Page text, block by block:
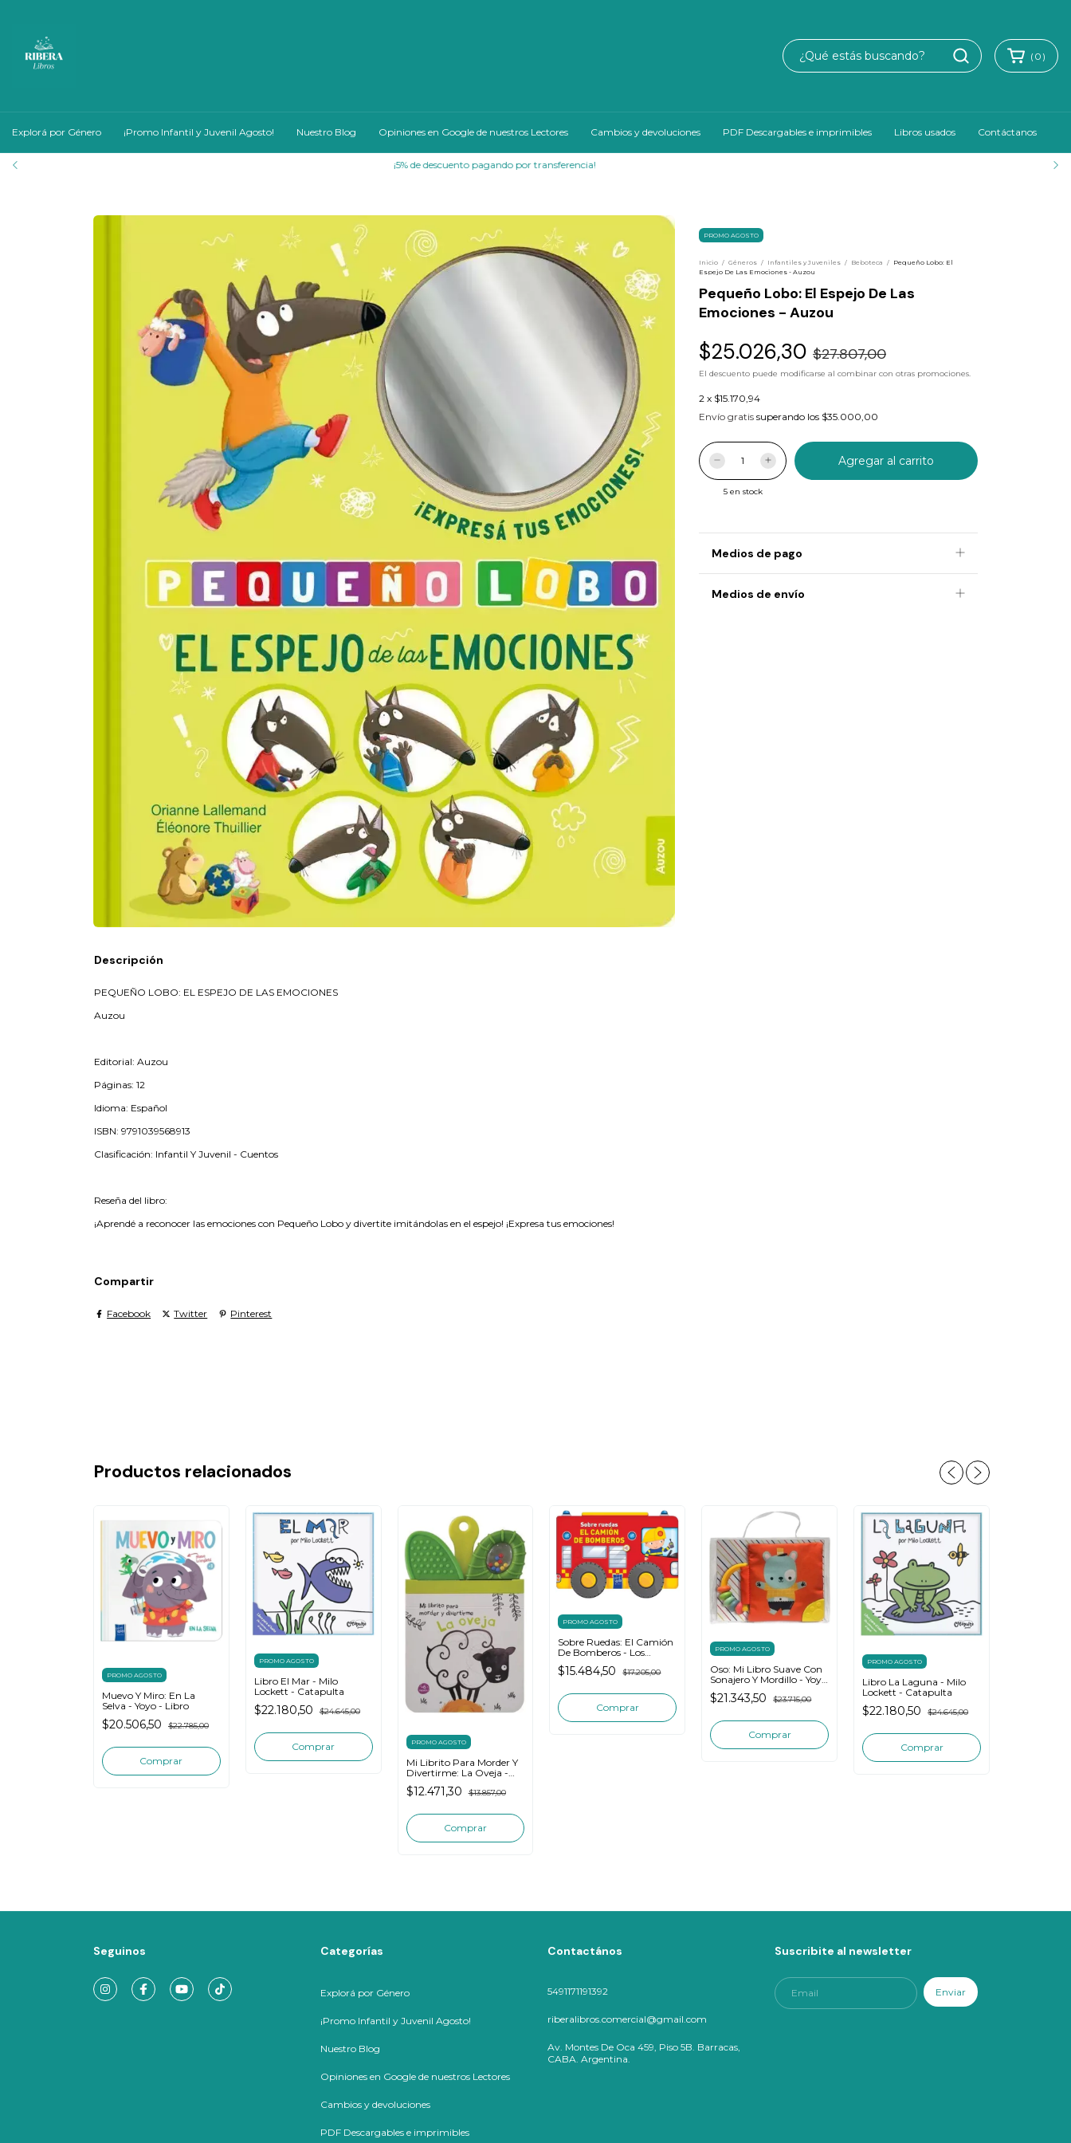
¡Cuotas sin interés!
( 0 )
Explorá por Género ¡Promo Infantil y Juvenil Agosto! Nuestro Blog Opiniones en Google de nuestros Lectores Cambios y devoluciones PDF Descargables e imprimibles Libros usados Contáctanos
PROMO AGOSTO
Inicio / Géneros / Infantiles y Juveniles / Beboteca / Pequeño Lobo: El
Espejo De Las Emociones - Auzou
Pequeño Lobo: El Espejo De Las
Emociones - Auzou
$25.026,30 $27.807,00
El descuento puede modificarse al combinar con otras promociones.
2 x $15.170,94
Envío gratis superando los $35.000,00
5en stock
Medios de pago
Medios de envío
Descripción
PEQUEÑO LOBO: EL ESPEJO DE LAS EMOCIONES
Auzou
Editorial: Auzou
Páginas: 12
Idioma: Español
ISBN: 9791039568913
Clasificación: Infantil Y Juvenil - Cuentos
Reseña del libro:
¡Aprendé a reconocer las emociones con Pequeño Lobo y divertite imitándolas en el espejo! ¡Expresa tus emociones!
Compartir
Facebook Twitter Pinterest
Productos relacionados
PROMO AGOSTO
Muevo Y Miro: En La
Selva - Yoyo - Libro
$20.506,50 $22.785,00
PROMO AGOSTO
Libro El Mar - Milo
Lockett - Catapulta
$22.180,50 $24.645,00
PROMO AGOSTO
Mi Librito Para Morder Y
Divertirme: La Oveja -
Yoyo
$12.471,30 $13.857,00
PROMO AGOSTO
Sobre Ruedas: El Camión
De Bomberos - Los
Editores De Yoyo
$15.484,50 $17.205,00
PROMO AGOSTO
Oso: Mi Libro Suave Con
Sonajero Y Mordillo - Yoyo
- Libro
$21.343,50 $23.715,00
PROMO AGOSTO
Libro La Laguna - Milo
Lockett - Catapulta
$22.180,50 $24.645,00
Seguinos Categorías
Explorá por Género
¡Promo Infantil y Juvenil Agosto!
Nuestro Blog
Opiniones en Google de nuestros Lectores
Cambios y devoluciones
PDF Descargables e imprimibles
Contactános
5491171191392
riberalibros.comercial@gmail.com
Av. Montes De Oca 459, Piso 5B. Barracas,
CABA. Argentina.
Suscribite al newsletter